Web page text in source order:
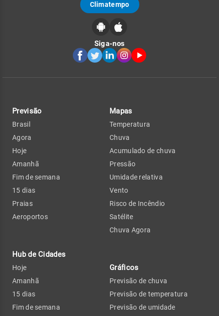
Climatempo
Siga-nos
Previsão
Brasil
Agora
Hoje
Amanhã
Fim de semana
15 dias
Praias
Aeroportos
Hub de Cidades
Hoje
Amanhã
15 dias
Fim de semana
Mapas
Temperatura
Chuva
Acumulado de chuva
Pressão
Umidade relativa
Vento
Risco de Incêndio
Satélite
Chuva Agora
Gráficos
Previsão de chuva
Previsão de temperatura
Previsão de umidade